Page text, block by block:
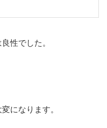
性でした。
になります。